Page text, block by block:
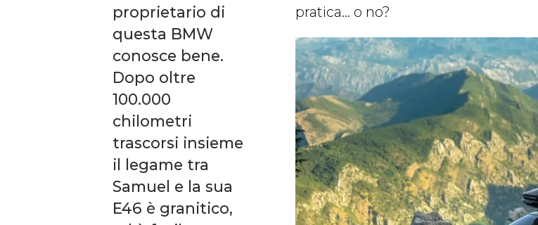
proprietario di
questa BMW
conosce bene.
Dopo oltre
100.000
chilometri
trascorsi insieme
il legame tra
Samuel e la sua
E46 è granitico,
pratica… o no?